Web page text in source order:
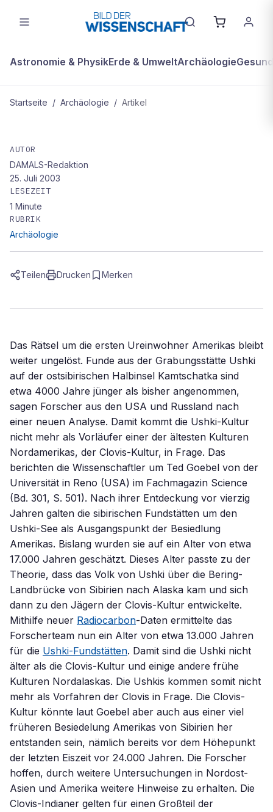
Astronomie & PhysikErde & UmweltArchäologie
Startseite / Archäologie / Artikel
Das Rätselraten um den Ur-
Amerikaner bleibt spannend
AUTOR
DAMALS-Redaktion
25. Juli 2003
LESEZEIT
1 Minute
RUBRIK
Archäologie
Teilen Drucken Merken
Das Rätsel um die ersten Ureinwohner Amerikas bleibt
weiter ungelöst. Funde aus der Grabungsstätte Ushki
auf der ostsibirischen Halbinsel Kamtschatka sind
etwa 4000 Jahre jünger als bisher angenommen,
sagen Forscher aus den USA und Russland nach
einer neuen Analyse. Damit kommt die Ushki-Kultur
nicht mehr als Vorläufer einer der ältesten Kulturen
Nordamerikas, der Clovis-Kultur, in Frage. Das
berichten die Wissenschaftler um Ted Goebel von der
Universität in Reno (USA) im Fachmagazin Science
(Bd. 301, S. 501). Nach ihrer Entdeckung vor vierzig
Jahren galten die sibirischen Fundstätten um den
Ushki-See als Ausgangspunkt der Besiedlung
Amerikas. Bislang wurden sie auf ein Alter von etwa
17.000 Jahren geschätzt. Dieses Alter passte zu der
Theorie, dass das Volk von Ushki über die Bering-
Landbrücke von Sibirien nach Alaska kam und sich
dann zu den Jägern der Clovis-Kultur entwickelte.
Mithilfe neuer Radiocarbon-Daten ermittelte das
Forscherteam nun ein Alter von etwa 13.000 Jahren
für die Ushki-Fundstätten. Damit sind die Ushki nicht
älter als die Clovis-Kultur und einige andere frühe
Kulturen Nordalaskas. Die Ushkis kommen somit nicht
mehr als Vorfahren der Clovis in Frage. Die Clovis-
Kultur könnte laut Goebel aber auch aus einer viel
früheren Besiedelung Amerikas von Sibirien her
entstanden sein, nämlich bereits vor dem Höhepunkt
der letzten Eiszeit vor 24.000 Jahren. Die Forscher
hoffen, durch weitere Untersuchungen in Nordost-
Asien und Amerika weitere Hinweise zu erhalten. Die
Clovis-Indianer gelten für einen Großteil der